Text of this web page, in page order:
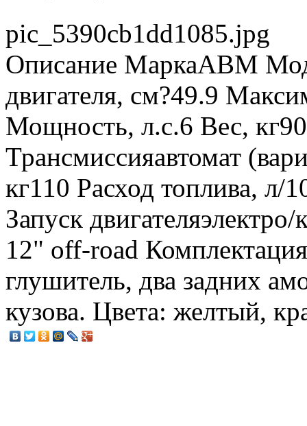
pic_5390cb1dd1085.jpg
Описание МаркаABM
двигателя, см?49.9
Мощность, л.с.6 Вес,
Трансмиссияавтомат
кг110 Расход топлива, л/
Запуск
12" off-road
глушитель, два задних
кузова. Цвета: желтый,